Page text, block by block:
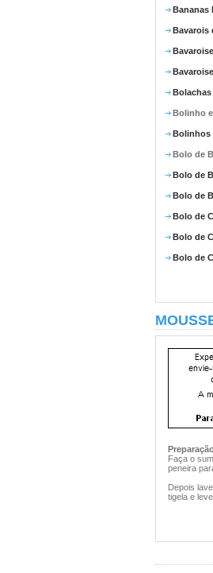
Bananas
Bavarois
Bolachas
Bolinho
Bolinhos
Bolo de
Bolo de
Bolo de
Bolo de
Bolo de
Bolo de
Faça o
peneira
Depois
tigela e